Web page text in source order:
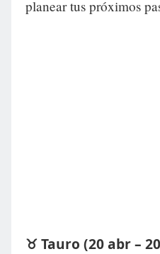
planear tus próximos
♉ Tauro (20 abr –